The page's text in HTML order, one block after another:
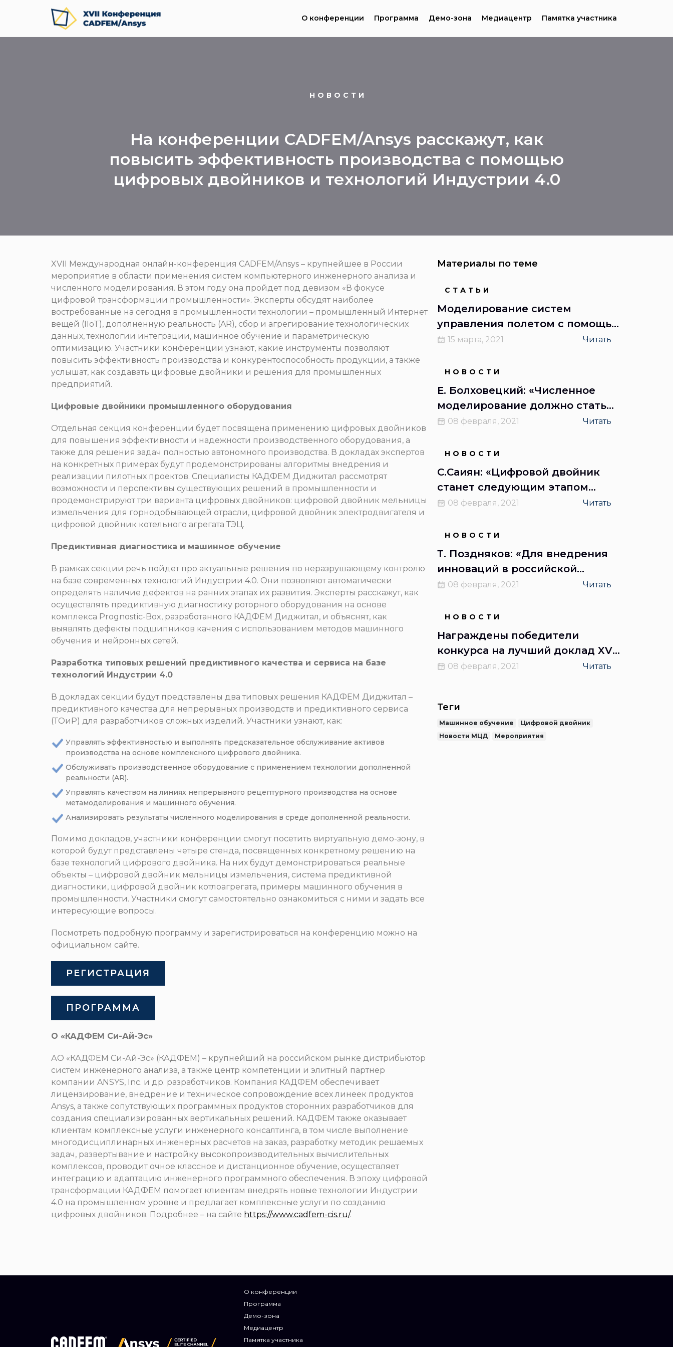
О конференции Программа Демо-зона Медиацентр Памятка участника
НОВОСТИ
На конференции CADFEM/Ansys расскажут, как
повысить эффективность производства с помощью
цифровых двойников и технологий Индустрии 4.0
XVII Международная онлайн-конференция CADFEM/Ansys – крупнейшее в России
мероприятие в области применения систем компьютерного инженерного анализа и
численного моделирования. В этом году она пройдет под девизом «В фокусе
цифровой трансформации промышленности». Эксперты обсудят наиболее
востребованные на сегодня в промышленности технологии – промышленный Интернет
вещей (IIoT), дополненную реальность (AR), сбор и агрегирование технологических
данных, технологии интеграции, машинное обучение и параметрическую
оптимизацию. Участники конференции узнают, какие инструменты позволяют
повысить эффективность производства и конкурентоспособность продукции, а также
услышат, как создавать цифровые двойники и решения для промышленных
предприятий.
Цифровые двойники промышленного оборудования
Отдельная секция конференции будет посвящена применению цифровых двойников
для повышения эффективности и надежности производственного оборудования, а
также для решения задач полностью автономного производства. В докладах экспертов
на конкретных примерах будут продемонстрированы алгоритмы внедрения и
реализации пилотных проектов. Специалисты КАДФЕМ Диджитал рассмотрят
возможности и перспективы существующих решений в промышленности и
продемонстрируют три варианта цифровых двойников: цифровой двойник мельницы
измельчения для горнодобывающей отрасли, цифровой двойник электродвигателя и
цифровой двойник котельного агрегата ТЭЦ.
Предиктивная диагностика и машинное обучение
В рамках секции речь пойдет про актуальные решения по неразрушающему контролю
на базе современных технологий Индустрии 4.0. Они позволяют автоматически
определять наличие дефектов на ранних этапах их развития. Эксперты расскажут, как
осуществлять предиктивную диагностику роторного оборудования на основе
комплекса Prognostic-Box, разработанного КАДФЕМ Диджитал, и объяснят, как
выявлять дефекты подшипников качения с использованием методов машинного
обучения и нейронных сетей.
Разработка типовых решений предиктивного качества и сервиса на базе
технологий Индустрии 4.0
В докладах секции будут представлены два типовых решения КАДФЕМ Диджитал –
предиктивного качества для непрерывных производств и предиктивного сервиса
(ТОиР) для разработчиков сложных изделий. Участники узнают, как:
Управлять эффективностью и выполнять предсказательное обслуживание активов
производства на основе комплексного цифрового двойника.
Обслуживать производственное оборудование с применением технологии дополненной
реальности (AR).
Управлять качеством на линиях непрерывного рецептурного производства на основе
метамоделирования и машинного обучения.
Анализировать результаты численного моделирования в среде дополненной реальности.
Помимо докладов, участники конференции смогут посетить виртуальную демо-зону, в
которой будут представлены четыре стенда, посвященных конкретному решению на
базе технологий цифрового двойника. На них будут демонстрироваться реальные
объекты – цифровой двойник мельницы измельчения, система предиктивной
диагностики, цифровой двойник котлоагрегата, примеры машинного обучения в
промышленности. Участники смогут самостоятельно ознакомиться с ними и задать все
интересующие вопросы.
Посмотреть подробную программу и зарегистрироваться на конференцию можно на
официальном сайте.
РЕГИСТРАЦИЯ
ПРОГРАММА
О «КАДФЕМ Си-Ай-Эс»
АО «КАДФЕМ Си-Ай-Эс» (КАДФЕМ) – крупнейший на российском рынке дистрибьютор
систем инженерного анализа, а также центр компетенции и элитный партнер
компании ANSYS, Inc. и др. разработчиков. Компания КАДФЕМ обеспечивает
лицензирование, внедрение и техническое сопровождение всех линеек продуктов
Ansys, а также сопутствующих программных продуктов сторонних разработчиков для
создания специализированных вертикальных решений. КАДФЕМ также оказывает
клиентам комплексные услуги инженерного консалтинга, в том числе выполнение
многодисциплинарных инженерных расчетов на заказ, разработку методик решаемых
задач, развертывание и настройку высокопроизводительных вычислительных
комплексов, проводит очное классное и дистанционное обучение, осуществляет
интеграцию и адаптацию инженерного программного обеспечения. В эпоху цифровой
трансформации КАДФЕМ помогает клиентам внедрять новые технологии Индустрии
4.0 на промышленном уровне и предлагает комплексные услуги по созданию
цифровых двойников. Подробнее – на сайте https://www.cadfem-cis.ru/.
Материалы по теме
СТАТЬИ
Моделирование систем
управления полетом с помощью
встроенного программного
15 марта, 2021 Читать
НОВОСТИ
Е. Болховецкий: «Численное
моделирование должно стать
необходимым этапом
08 февраля, 2021 Читать
НОВОСТИ
С.Саиян: «Цифровой двойник
станет следующим этапом
развития BIM-технологий в
08 февраля, 2021 Читать
НОВОСТИ
Т. Поздняков: «Для внедрения
инноваций в российской
промышленности необходимы
08 февраля, 2021 Читать
НОВОСТИ
Награждены победители
конкурса на лучший доклад XVII
онлайн-конференции
08 февраля, 2021 Читать
Теги
Машинное обучение
Цифровой двойник
Новости МЦД
Мероприятия
О конференции
Программа
Демо-зона
Медиацентр
Памятка участника